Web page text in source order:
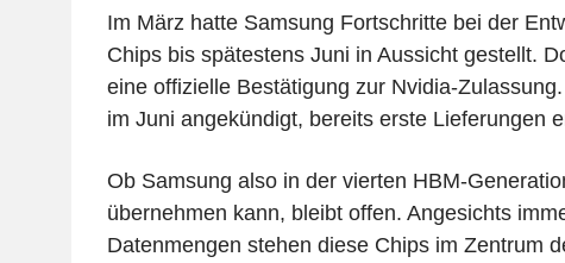
Im März hatte Samsung Fortschritte bei der
Chips bis spätestens Juni in Aussicht gestellt.
eine offizielle Bestätigung zur Nvidia-
im Juni angekündigt, bereits erste Lieferungen
Ob Samsung also in der vierten HBM-
übernehmen kann, bleibt offen. Angesichts
Datenmengen stehen diese Chips im Zentrum